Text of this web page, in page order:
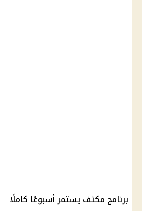
برنامج مكثف يستمر أسبوعًا كاملًا